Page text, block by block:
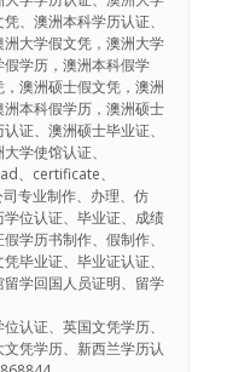
、澳洲本科学历认证、
大学假文凭，澳洲大学
学历，澳洲本科假学
澳洲硕士假文凭，澳洲
本科假学历，澳洲硕士
证、澳洲硕士毕业证、
学使馆认证、
、certificate、
专业制作、办理、仿
位认证、毕业证、成绩
学历书制作、假制作、
毕业证、毕业证认证、
学回国人员证明、留学
认证、英国文凭学历、
凭学历、新西兰学历认